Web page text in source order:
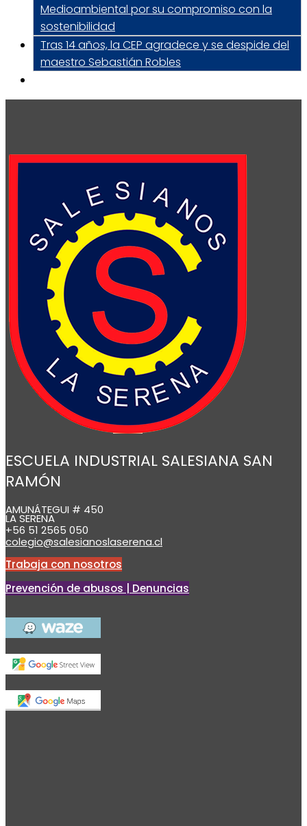
Medioambiental por su compromiso con la
sostenibilidad
Tras 14 años, la CEP agradece y se despide del
maestro Sebastián Robles
ESCUELA INDUSTRIAL SALESIANA SAN
RAMÓN
AMUNÁTEGUI # 450
LA SERENA
+56 51 2565 050
colegio@salesianoslaserena.cl
Trabaja con nosotros
Prevención de abusos | Denuncias